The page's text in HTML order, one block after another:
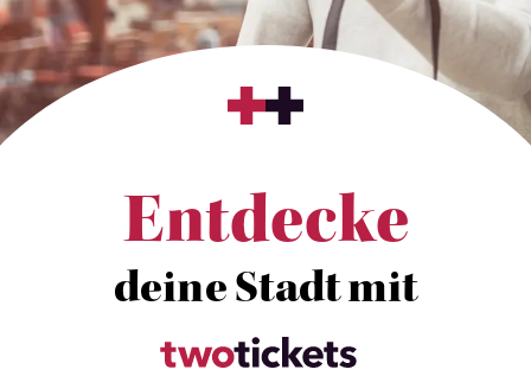
Entdecke
deine Stadt mit